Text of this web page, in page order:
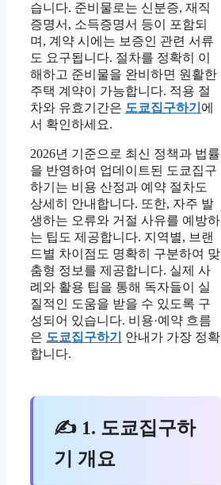
습니다. 준비물로는 신분증, 재직
증명서, 소득증명서 등이 포함되
며, 계약 시에는 보증인 관련 서류
도 요구됩니다. 절차를 정확히 이
해하고 준비물을 완비하면 원활한
주택 계약이 가능합니다. 적용 절
차와 유효기간은 도쿄집구하기 에
서 확인하세요.
2026년 기준으로 최신 정책과 법률
을 반영하여 업데이트된 도쿄집구
하기는 비용 산정과 예약 절차도
상세히 안내합니다. 또한, 자주 발
생하는 오류와 거절 사유를 예방하
는 팁도 제공합니다. 지역별, 브랜
드별 차이점도 명확히 구분하여 맞
춤형 정보를 제공합니다. 실제 사
례와 활용 팁을 통해 독자들이 실
질적인 도움을 받을 수 있도록 구
성되어 있습니다. 비용·예약 흐름
은 도쿄집구하기
안내가 가장 정확
합니다.
✍ 1. 도쿄집구하
기 개요